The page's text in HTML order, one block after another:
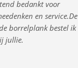
bedankt voor
en service.De
borrelplank bestel ik
jullie.